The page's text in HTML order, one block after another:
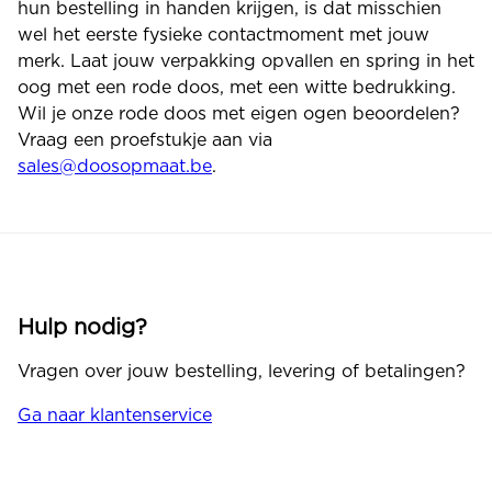
hun bestelling in handen krijgen, is dat misschien
wel het eerste fysieke contactmoment met jouw
merk. Laat jouw verpakking opvallen en spring in het
oog met een rode doos, met een witte bedrukking.
Wil je onze rode doos met eigen ogen beoordelen?
Vraag een proefstukje aan via
sales@doosopmaat.be.
Hulp nodig?
Vragen over jouw bestelling, levering of betalingen?
Ga naar klantenservice